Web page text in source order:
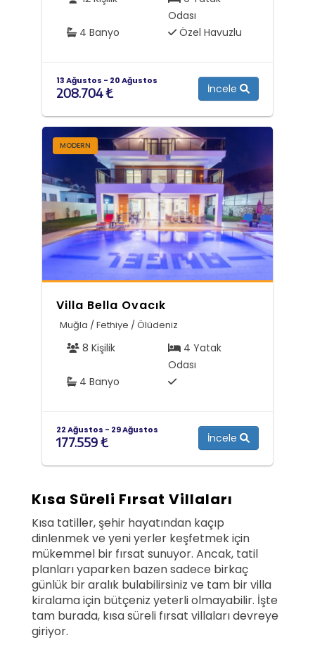
Odası
4 Banyo
Özel Havuzlu
13 Ağustos - 20 Ağustos
208.704 ₺ İncele
MODERN
Villa Bella Ovacık
Muğla / Fethiye / Ölüdeniz
8 Kişilik
4 Yatak
Odası
4 Banyo
22 Ağustos - 29 Ağustos
177.559 ₺ İncele
Kısa Süreli Fırsat Villaları
Kısa tatiller, şehir hayatından kaçıp
dinlenmek ve yeni yerler keşfetmek için
mükemmel bir fırsat sunuyor. Ancak, tatil
planları yaparken bazen sadece birkaç
günlük bir aralık bulabilirsiniz ve tam bir villa
kiralama için bütçeniz yeterli olmayabilir. İşte
tam burada, kısa süreli fırsat villaları devreye
giriyor.